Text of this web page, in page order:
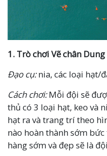
1. Trò chơi Vẽ chân
Đạo cụ:nia, các loại hạt/
Cách chơi:Mỗi đội sẽ
thủ có 3 loại hạt, keo và
hạt ra và trang trí theo
nào hoàn thành sớm
hàng sớm và đẹp sẽ là